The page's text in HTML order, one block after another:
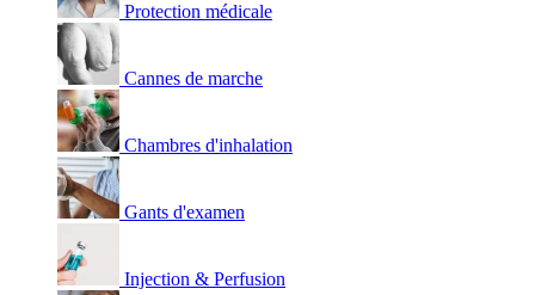
Protection médicale
Cannes de marche
Chambres d'inhalation
Gants d'examen
Injection & Perfusion